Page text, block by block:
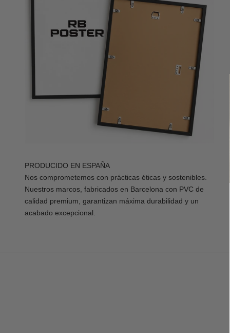
PRODUCIDO EN ESPAÑA
Nos comprometemos con prácticas éticas y sostenibles.
Nuestros marcos, fabricados en Barcelona con PVC de
calidad premium, garantizan máxima durabilidad y un
acabado excepcional.